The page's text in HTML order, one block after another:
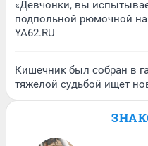
«Девчонки, вы
подпольной рюмочной
YA62.RU
Кишечник был собран в
тяжелой судьбой ищет